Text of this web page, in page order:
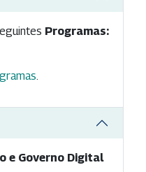
Programas:
e Governo Digital